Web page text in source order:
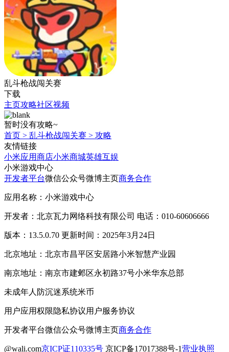
乱斗枪战闯关赛
下载
主页攻略社区视频
暂时没有攻略~
首页 > 乱斗枪战闯关赛 > 攻略
友情链接
小米应用商店小米商城英雄互娱
小米游戏中心
开发者平台微信公众号微博主页商务合作
应用名称：小米游戏中心
开发者：北京瓦力网络科技有限公司 电话：010-60606666
版本：13.5.0.70 更新时间：2025年3月24日
北京地址：北京市昌平区安居路小米智慧产业园
南京地址：南京市建邺区永初路37号小米华东总部
未成年人防沉迷系统米币
用户应用权限隐私协议用户服务协议
开发者平台微信公众号微博主页商务合作
@wali.com京ICP证110335号 京ICP备17017388号-1营业执照